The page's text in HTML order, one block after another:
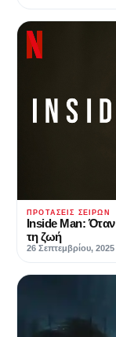
ΠΡΟΤΆΣΕΙΣ ΣΕΙΡΏΝ
Inside Man: Όταν
τη ζωή
26 Σεπτεμβρίου, 2025